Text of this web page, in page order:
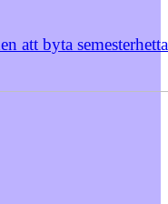
att byta